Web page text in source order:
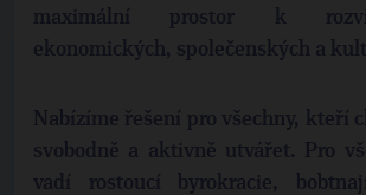
maximální prostor k
ekonomických, společenských a
Nabízíme řešení pro všechny, kteří
svobodně a aktivně utvářet. Pro
vadí rostoucí byrokracie,